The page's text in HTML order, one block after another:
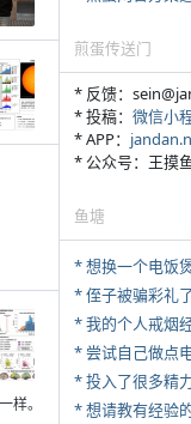
样。
煎蛋传送门
* 反馈：
* 投稿： 微信小
* APP：
* 公众号：王摸鱼
鱼塘
* 想换一个电饭
* 侄子被骗彩礼
* 我的个人戒烟
* 尝试自己做点